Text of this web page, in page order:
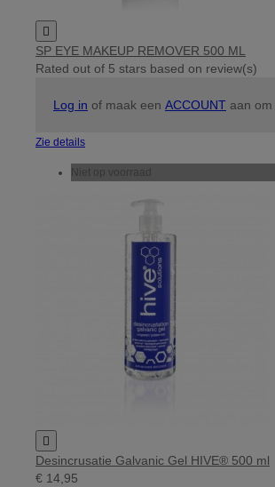

SP EYE MAKEUP REMOVER 500 ML
Rated out of 5 stars based on review(s)
Log in of maak een ACCOUNT aan
Zie details
Niet op voorraad

Desincrusatie Galvanic Gel HIVE® 500 ml
€ 14,95